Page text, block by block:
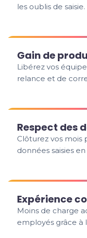
les oublis de saisie.
Gain de
Libérez vos
relance et de
Respect des
Clôturez vos mois
données saisies
Expérience
Moins de charge
employés grâce à